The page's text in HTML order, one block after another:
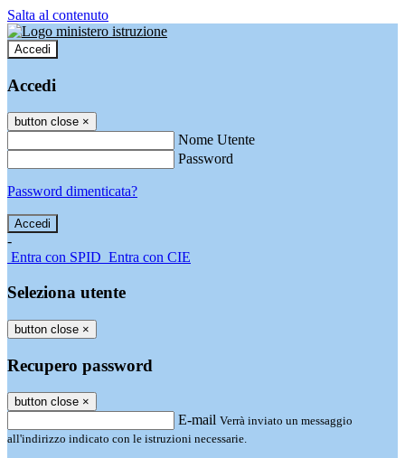
Salta al contenuto
Accedi
Accedi
button close ×
Nome Utente
Password
Password dimenticata?
-
Entra con SPID Entra con CIE
Seleziona utente
button close ×
Recupero password
button close ×
E-mail Verrà inviato un messaggio
all'indirizzo indicato con le istruzioni necessarie.